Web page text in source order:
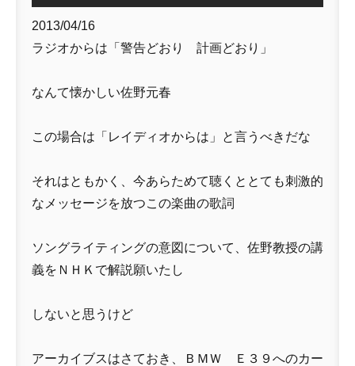
2013/04/16
ラジオからは「警告どおり 計画どおり」
なんて懐かしい佐野元春
この場合は「レイディオからは」と言うべきだな
それはともかく、今あらためて聴くととても刺激的
なメッセージを放つこの楽曲の歌詞
ソングライティングの意図について、佐野教授の講
義をＮＨＫで解説願いたし
しないと思うけど
アーカイブスはさておき、ＢＭＷ Ｅ３９へのカー